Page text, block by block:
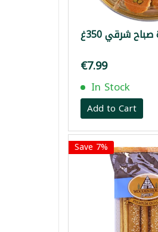
شرقي 350غ
€7.99
In Stock
Add to Cart
Save 7%